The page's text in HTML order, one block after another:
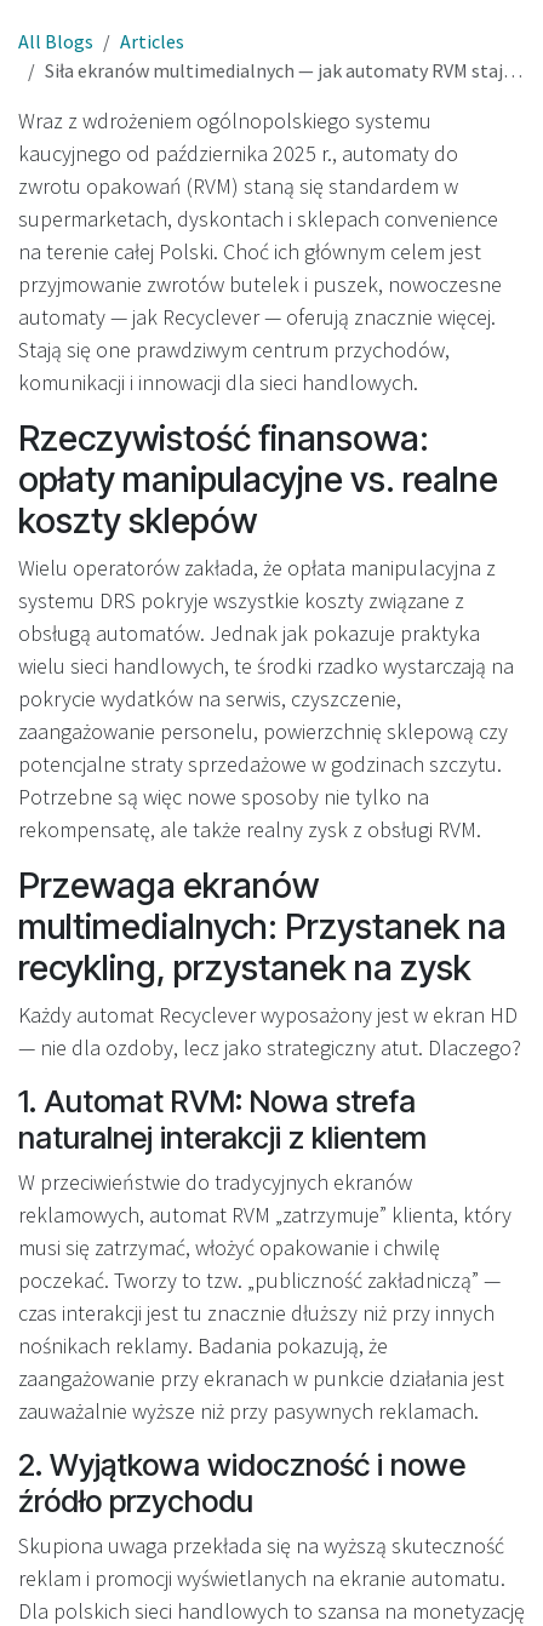
All Blogs
Articles
Siła ekranów multimedialnych — jak automaty RVM stają się centrum przychodów i zaangażowania w polskim systemie kaucyjnym
Wraz z wdrożeniem ogólnopolskiego systemu
kaucyjnego od października 2025 r., automaty do
zwrotu opakowań (RVM) staną się standardem w
supermarketach, dyskontach i sklepach convenience
na terenie całej Polski. Choć ich głównym celem jest
przyjmowanie zwrotów butelek i puszek, nowoczesne
automaty — jak Recyclever — oferują znacznie więcej.
Stają się one prawdziwym centrum przychodów,
komunikacji i innowacji dla sieci handlowych.
Rzeczywistość finansowa:
opłaty manipulacyjne vs. realne
koszty sklepów
Wielu operatorów zakłada, że opłata manipulacyjna z
systemu DRS pokryje wszystkie koszty związane z
obsługą automatów. Jednak jak pokazuje praktyka
wielu sieci handlowych, te środki rzadko wystarczają na
pokrycie wydatków na serwis, czyszczenie,
zaangażowanie personelu, powierzchnię sklepową czy
potencjalne straty sprzedażowe w godzinach szczytu.
Potrzebne są więc nowe sposoby nie tylko na
rekompensatę, ale także realny zysk z obsługi RVM.
Przewaga ekranów
multimedialnych: Przystanek na
recykling, przystanek na zysk
Każdy automat Recyclever wyposażony jest w ekran HD
— nie dla ozdoby, lecz jako strategiczny atut. Dlaczego?
1. Automat RVM: Nowa strefa
naturalnej interakcji z klientem
W przeciwieństwie do tradycyjnych ekranów
reklamowych, automat RVM „zatrzymuje” klienta, który
musi się zatrzymać, włożyć opakowanie i chwilę
poczekać. Tworzy to tzw. „publiczność zakładniczą” —
czas interakcji jest tu znacznie dłuższy niż przy innych
nośnikach reklamy. Badania pokazują, że
zaangażowanie przy ekranach w punkcie działania jest
zauważalnie wyższe niż przy pasywnych reklamach.
2. Wyjątkowa widoczność i nowe
źródło przychodu
Skupiona uwaga przekłada się na wyższą skuteczność
reklam i promocji wyświetlanych na ekranie automatu.
Dla polskich sieci handlowych to szansa na monetyzację